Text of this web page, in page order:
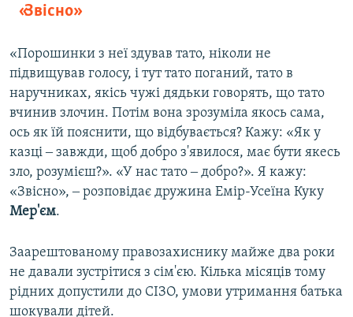
«Звісно»
«Порошинки з неї здував тато, ніколи не
підвищував голосу, і тут тато поганий, тато в
наручниках, якісь чужі дядьки говорять, що тато
вчинив злочин. Потім вона зрозуміла якось сама,
ось як їй пояснити, що відбувається? Кажу: «Як у
казці ‒ завжди, щоб добро з'явилося, має бути якесь
зло, розумієш?». «У нас тато ‒ добро?». Я кажу:
«Звісно», ‒ розповідає дружина Емір-Усеїна Куку
Мер'єм.
Заарештованому правозахиснику майже два роки
не давали зустрітися з сім'єю. Кілька місяців тому
рідних допустили до СІЗО, умови утримання батька
шокували дітей.